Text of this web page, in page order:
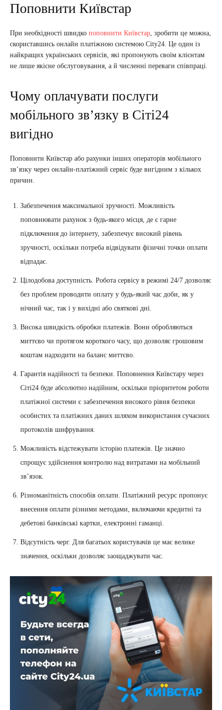
Поповнити Київстар
При необхідності швидко поповнити Київстар , зробити це можна,
скориставшись онлайн платіжною системою City24. Це один із
найкращих українських сервісів, які пропонують своїм клієнтам
не лише якісне обслуговування, а й численні переваги співпраці.
Чому оплачувати послуги
мобільного зв’язку в Сіті24
вигідно
Поповнити Київстар або рахунки інших операторів мобільного
зв’язку через онлайн-платіжний сервіс буде вигідним з кількох
причин.
Забезпечення максимальної зручності. Можливість
поповнювати рахунок з будь-якого місця, де є гарне
підключення до інтернету, забезпечує високий рівень
зручності, оскільки потреба відвідувати фізичні точки оплати
відпадає.
Цілодобова доступність. Робота сервісу в режимі 24/7 дозволяє
без проблем проводити оплату у будь-який час доби, як у
нічний час, так і у вихідні або святкові дні.
Висока швидкість обробки платежів. Вони обробляються
миттєво чи протягом короткого часу, що дозволяє грошовим
коштам надходити на баланс миттєво.
Гарантія надійності та безпеки. Поповнення Київстару через
Сіті24 буде абсолютно надійним, оскільки пріоритетом роботи
платіжної системи є забезпечення високого рівня безпеки
особистих та платіжних даних шляхом використання сучасних
протоколів шифрування.
Можливість відстежувати історію платежів. Це значно
спрощує здійснення контролю над витратами на мобільний
зв’язок.
Різноманітність способів оплати. Платіжний ресурс пропонує
внесення оплати різними методами, включаючи кредитні та
дебетові банківські картки, електронні гаманці.
Відсутність черг. Для багатьох користувачів це має велике
значення, оскільки дозволяє заощаджувати час.